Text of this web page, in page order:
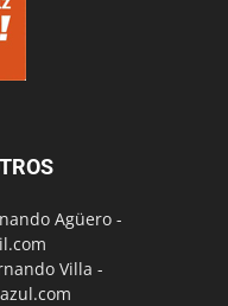
Agüero -
Villa -